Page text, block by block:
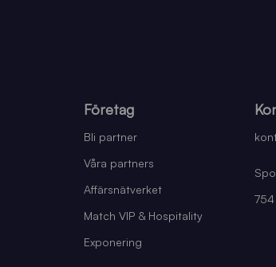
Företag
Bli partner
Våra partners
Affärsnätverket
Match VIP & Hospitality
Exponering
754